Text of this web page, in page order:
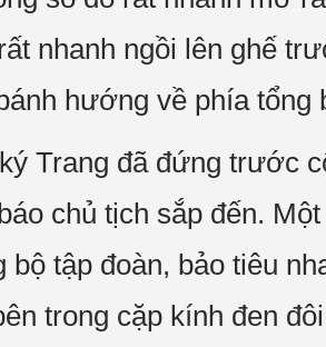
nhanh ngồi lên ghế
hướng về phía tổng
Trang đã đứng trước
chủ tịch sắp đến.
tập đoàn, bảo tiêu
trong cặp kính đen